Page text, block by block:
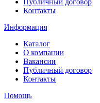
Контакты
Информация
Каталог
О компании
Вакансии
Публичный договор
Контакты
Помощь